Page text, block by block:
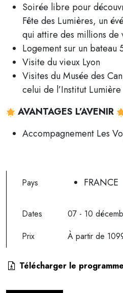
Soirée libre pour
Fête des Lumières, un
qui attire des millions de
Logement sur un bateau
Visite du vieux Lyon
Visites du Musée des
celui de l’Institut Lumière
AVANTAGES L’AVENIR
Accompagnement Les
Pays FRANCE
Dates
07 - 10
Prix
À partir de
Télécharger le programme